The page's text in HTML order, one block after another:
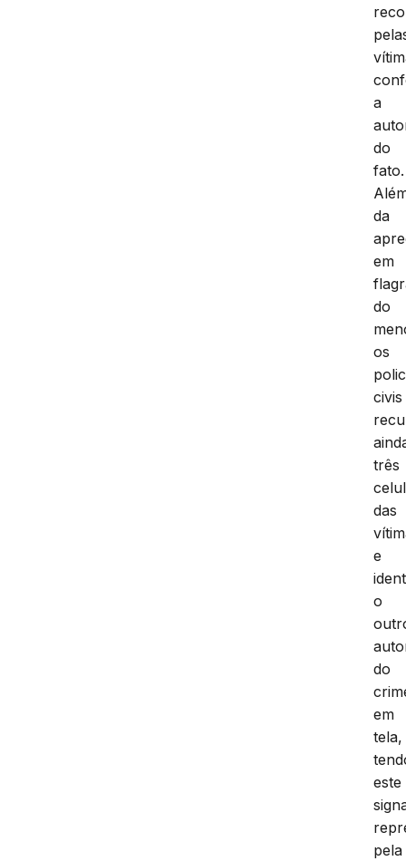
a
do
fato.
da
em
do
os
civis
três
das
e
o
do
em
tela,
este
pela